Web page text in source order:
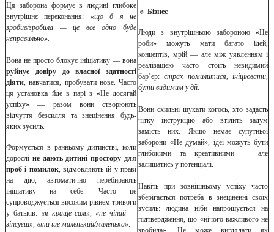
Ця заборона формує в людині глибоке
внутрішнє переконання: «що б я не
зробив/зробила — це все одно буде
неправильно».
Вона не просто блокує ініціативу — вона
руйнує довіру до власної здатності
діяти, навчатися, пробувати нове. Часто
ця установка йде в парі з «Не досягай
успіху» — разом вони створюють
відчуття безсилля та знецінення будь-
яких зусиль.
Формується в ранньому дитинстві, коли
дорослі не дають дитині простору для
проб і помилок, відмовляють їй у праві
на дію, автоматично перебирають
ініціативу на себе. Часто це
супроводжується високим рівнем тривоги
у батьків: «я краще сам», «не чіпай —
зіпсуєш», «ти ще маленький/маленька».
🔹 Бізнес
Люди з внутрішньою забороною «Не
роби» можуть мати багато ідей,
концептів, мрій — але між уявленням і
реалізацією часто стоїть невидимий
бар’єр:страх помилитися, ініціювати,
бути видимим у дії.
Вони схильні шукати когось, хто задасть
чітку інструкцію або втілить задум
замість них. Якщо немає супутньої
заборони «Не думай», ідеї можуть бути
глибокими та креативними — але
залишатись у потенціалі.
Навіть при зовнішньому успіху часто
зберігається потреба в знеціненні своїх
зусиль: людина ніби напрошується на
підтвердження, що «нічого важливого не
зробила». Це може виглядати як